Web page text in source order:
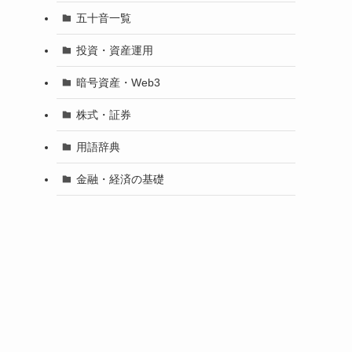
五十音一覧
投資・資産運用
暗号資産・Web3
株式・証券
用語辞典
金融・経済の基礎